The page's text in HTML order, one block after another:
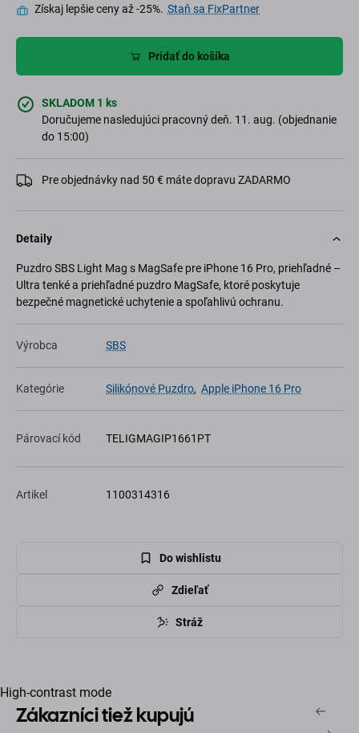
Získaj lepšie ceny až -25%. Staň sa FixPartner
Pridať do košíka
SKLADOM 1 ks
Doručujeme nasledujúci pracovný deň. 11. aug. (objednanie
do 15:00)
Pre objednávky nad 50 € máte dopravu ZADARMO
Detaily
Puzdro SBS Light Mag s MagSafe pre iPhone 16 Pro, priehľadné –
Ultra tenké a priehľadné puzdro MagSafe, ktoré poskytuje
bezpečné magnetické uchytenie a spoľahlivú ochranu.
Výrobca SBS
Kategórie Silikónové Puzdro, Apple iPhone 16 Pro
Párovací kód TELIGMAGIP1661PT
Artikel 1100314316
Do wishlistu
Zdieľať
Stráž
High-contrast mode
Zákazníci tiež kupujú